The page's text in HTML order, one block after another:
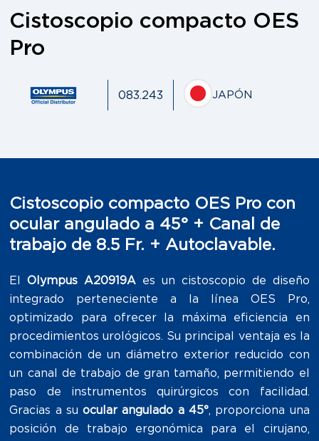
Cistoscopio compacto OES
Pro
083.243 JAPÓN
Cistoscopio compacto OES Pro con
ocular angulado a 45° + Canal de
trabajo de 8.5 Fr. + Autoclavable.
ElOlympus A20919A es un cistoscopio de diseño
integrado perteneciente a la línea OES Pro,
optimizado para ofrecer la máxima eficiencia en
procedimientos urológicos. Su principal ventaja es la
combinación de un diámetro exterior reducido con
un canal de trabajo de gran tamaño, permitiendo el
paso de instrumentos quirúrgicos con facilidad.
Gracias a suocular angulado a 45°, proporciona una
posición de trabajo ergonómica para el cirujano,